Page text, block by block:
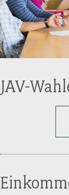
JAV-